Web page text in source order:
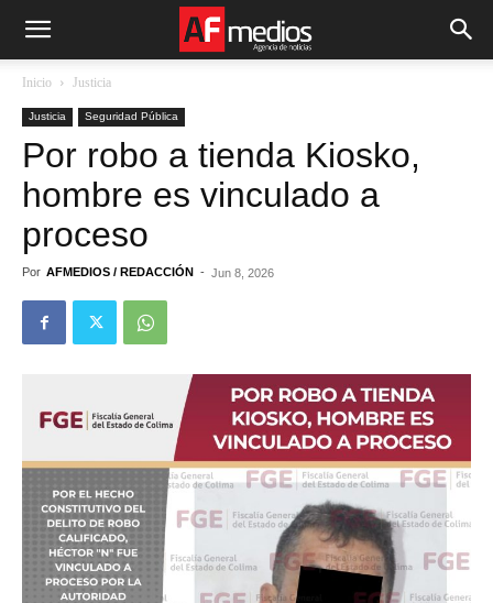
Inicio Justicia
Justicia Seguridad Pública
Por robo a tienda Kiosko,
hombre es vinculado a
proceso
Por AFMEDIOS / REDACCIÓN - Jun 8, 2026